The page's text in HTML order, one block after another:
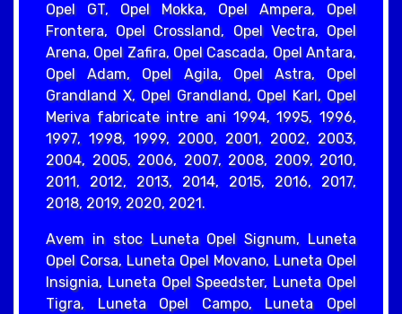
Opel GT, Opel Mokka, Opel Ampera, Opel
Frontera, Opel Crossland, Opel Vectra, Opel
Arena, Opel Zafira, Opel Cascada, Opel Antara,
Opel Adam, Opel Agila, Opel Astra, Opel
Grandland X, Opel Grandland, Opel Karl, Opel
Meriva fabricate intre ani 1994, 1995, 1996,
1997, 1998, 1999, 2000, 2001, 2002, 2003,
2004, 2005, 2006, 2007, 2008, 2009, 2010,
2011, 2012, 2013, 2014, 2015, 2016, 2017,
2018, 2019, 2020, 2021.
Avem in stoc Luneta Opel Signum, Luneta
Opel Corsa, Luneta Opel Movano, Luneta Opel
Insignia, Luneta Opel Speedster, Luneta Opel
Tigra, Luneta Opel Campo, Luneta Opel